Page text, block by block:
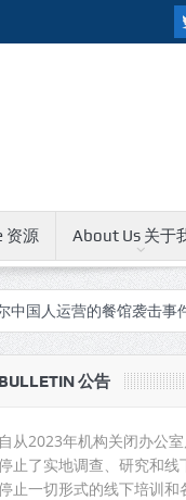
资源 About Us 关于
餐馆袭击事件负责 文
BULLETIN 公告
自从2023年机构关闭办公
止了实地调查、研究和线
止一切形式的线下培训和